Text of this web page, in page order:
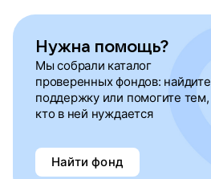
Нужна помощь?
Мы собрали каталог
проверенных фондов: найдите
поддержку или помогите тем,
кто в ней нуждается
Найти фонд